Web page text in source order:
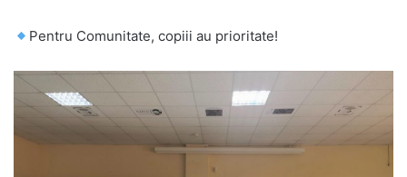
Pentru Comunitate, copiii au prioritate!